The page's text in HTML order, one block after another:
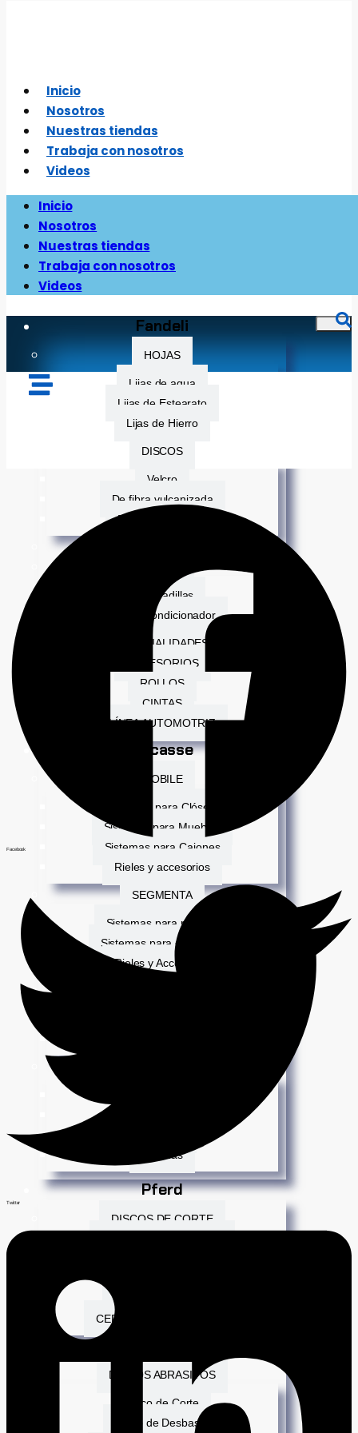
Inicio
Nosotros
Nuestras tiendas
Trabaja con nosotros
Videos
Inicio
Nosotros
Nuestras tiendas
Trabaja con nosotros
Videos
Fandeli
HOJAS
Lijas de agua
Lijas de Estearato
Lijas de Hierro
DISCOS
Velcro
De fibra vulcanizada
De corte de acero
Almohadillas
Disco acondicionador
ESPECIALIDADES
ACCESORIOS
ROLLOS
CINTAS
LÍNEA AUTOMOTRIZ
Ducasse
MOBILE
Sistemas para Clósets
Sistemas para Muebles
Sistemas para Cajones
Rieles y accesorios
SEGMENTA
Sistemas para puertas
Sistemas para divisiones
Rieles y Accesorios
Perchas
Pferd
DISCOS DE CORTE
CEPILLOS MANUAL FLEX
DISCOS ABRASIVOS
Disco de Corte
Disco de Desbaste
Facebook
Twitter